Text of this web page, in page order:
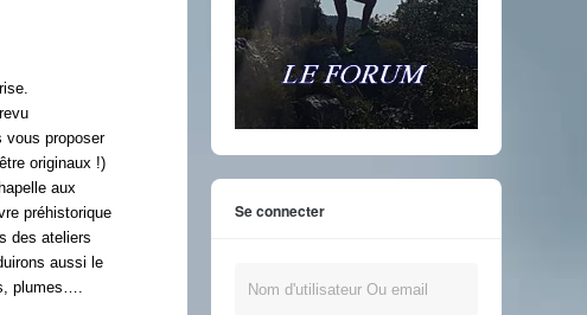
vous proposer
originaux !)
aux
préhistorique
des ateliers
aussi le
plumes….
Se connecter